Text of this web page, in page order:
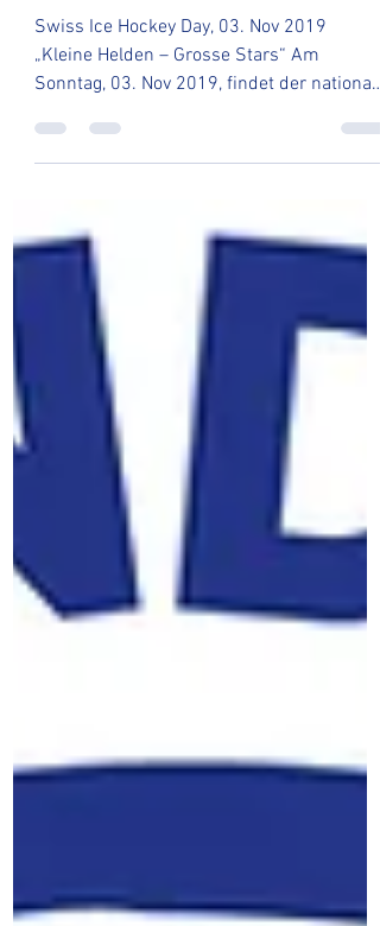
Swiss Ice Hockey Day, 03. Nov 2019
„Kleine Helden – Grosse Stars“ Am
Sonntag, 03. Nov 2019, findet der nationale